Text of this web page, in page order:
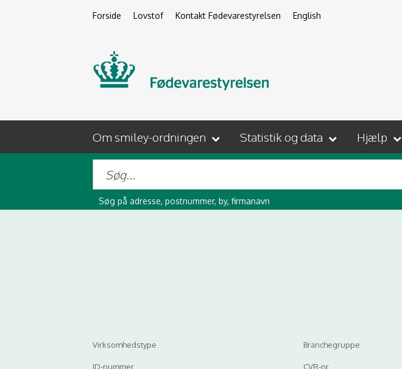
Forside Lovstof Kontakt Fødevarestyrelsen English
Om smiley-ordningen Statistik og data Hjælp
Søg på adresse, postnummer, by, firmanavn
Virksomhedstype Branchegruppe
ID-nummer CVR-nr